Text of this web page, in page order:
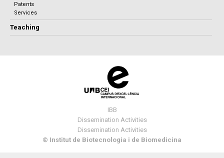
Patents
Services
Teaching
IBB
Dissemination Activities
Dissemination Activities
© Institut de Biotecnologia i de Biomedicina